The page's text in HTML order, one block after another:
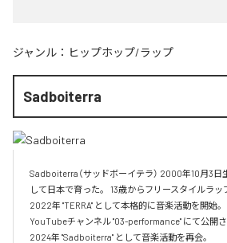
ジャンル： ヒップホップ/ラップ
Sadboiterra
Sadboiterra（サッドボーイテラ） 2000年10月3日
して日本で育った。 13歳からフリースタイルラッ
2022年 "TERRA" として本格的に音楽活動を開始
YouTubeチャンネル "03-performance" にて公開さ
2024年 "Sadboiterra" として音楽活動を再会。